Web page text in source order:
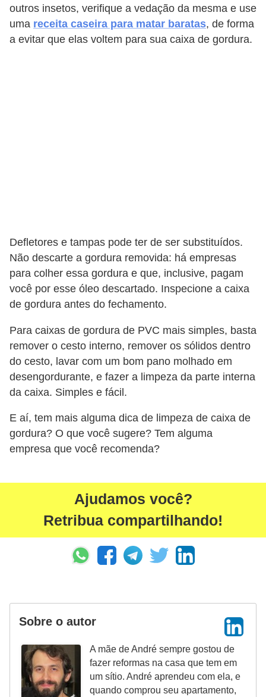
outros insetos, verifique a vedação da mesma e use
uma receita caseira para matar baratas, de forma
a evitar que elas voltem para sua caixa de gordura.
Defletores e tampas pode ter de ser substituídos.
Não descarte a gordura removida: há empresas
para colher essa gordura e que, inclusive, pagam
você por esse óleo descartado. Inspecione a caixa
de gordura antes do fechamento.
Para caixas de gordura de PVC mais simples, basta
remover o cesto interno, remover os sólidos dentro
do cesto, lavar com um bom pano molhado em
desengordurante, e fazer a limpeza da parte interna
da caixa. Simples e fácil.
E aí, tem mais alguma dica de limpeza de caixa de
gordura? O que você sugere? Tem alguma
empresa que você recomenda?
Ajudamos você?
Retribua compartilhando!
Sobre o autor
A mãe de André sempre gostou de
fazer reformas na casa que tem em
um sítio. André aprendeu com ela, e
quando comprou seu apartamento,